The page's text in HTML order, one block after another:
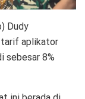
Dudy
tarif aplikator
sebesar 8%